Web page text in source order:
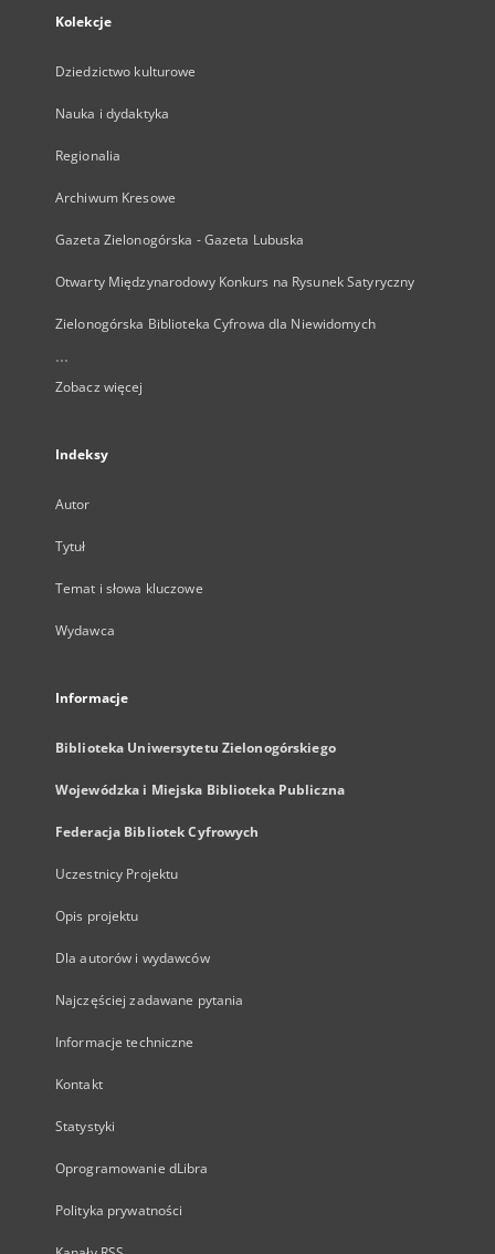
Kolekcje
Dziedzictwo kulturowe
Nauka i dydaktyka
Regionalia
Archiwum Kresowe
Gazeta Zielonogórska - Gazeta Lubuska
Otwarty Międzynarodowy Konkurs na Rysunek Satyryczny
Zielonogórska Biblioteka Cyfrowa dla Niewidomych
...
Zobacz więcej
Indeksy
Autor
Tytuł
Temat i słowa kluczowe
Wydawca
Informacje
Biblioteka Uniwersytetu Zielonogórskiego
Wojewódzka i Miejska Biblioteka Publiczna
Federacja Bibliotek Cyfrowych
Uczestnicy Projektu
Opis projektu
Dla autorów i wydawców
Najczęściej zadawane pytania
Informacje techniczne
Kontakt
Statystyki
Oprogramowanie dLibra
Polityka prywatności